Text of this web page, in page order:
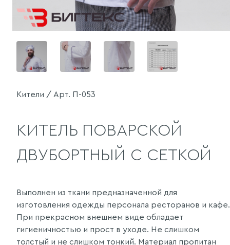
Кители / Арт. П-053
КИТЕЛЬ ПОВАРСКОЙ
ДВУБОРТНЫЙ С СЕТКОЙ
Выполнен из ткани предназначенной для
изготовления одежды персонала ресторанов и кафе.
При прекрасном внешнем виде обладает
гигиеничностью и прост в уходе. Не слишком
толстый и не слишком тонкий. Материал пропитан